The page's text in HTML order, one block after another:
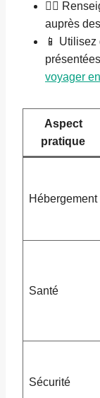
👮‍♂️
auprès
📱
voyager
Aspect
pratique
Hébergement
Santé
Sécurité